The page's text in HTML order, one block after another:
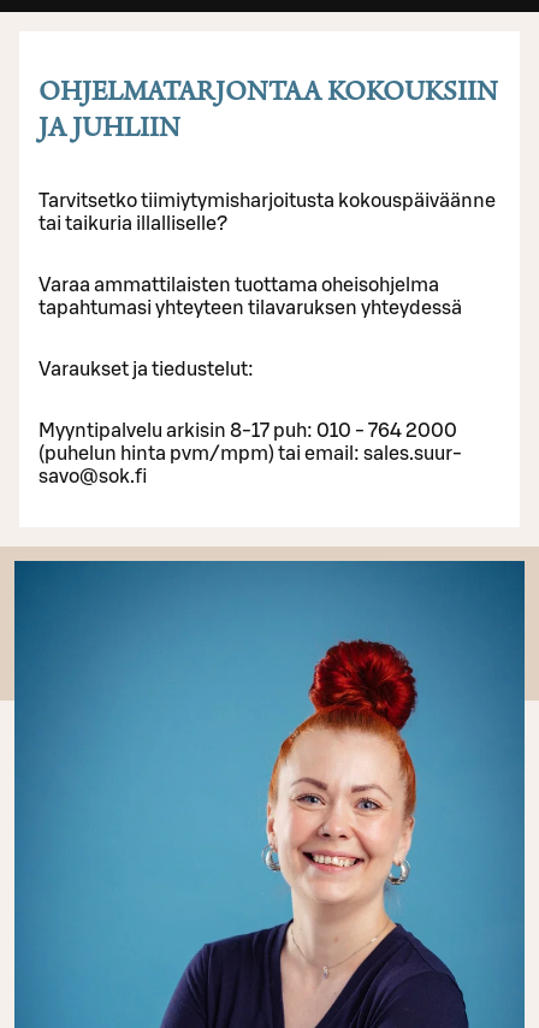
OHJELMATARJONTAA KOKOUKSIIN
JA JUHLIIN
Tarvitsetko tiimiytymisharjoitusta kokouspäiväänne
tai taikuria illalliselle?
Varaa ammattilaisten tuottama oheisohjelma
tapahtumasi yhteyteen tilavaruksen yhteydessä
Varaukset ja tiedustelut:
Myyntipalvelu arkisin 8-17 puh: 010 - 764 2000
(puhelun hinta pvm/mpm) tai email: sales.suur-
savo@sok.fi